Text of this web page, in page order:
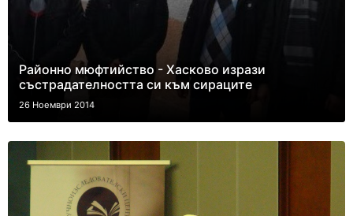
Районно мюфтийство - Хасково изрази
състрадателността си към сираците
26 Ноември 2014